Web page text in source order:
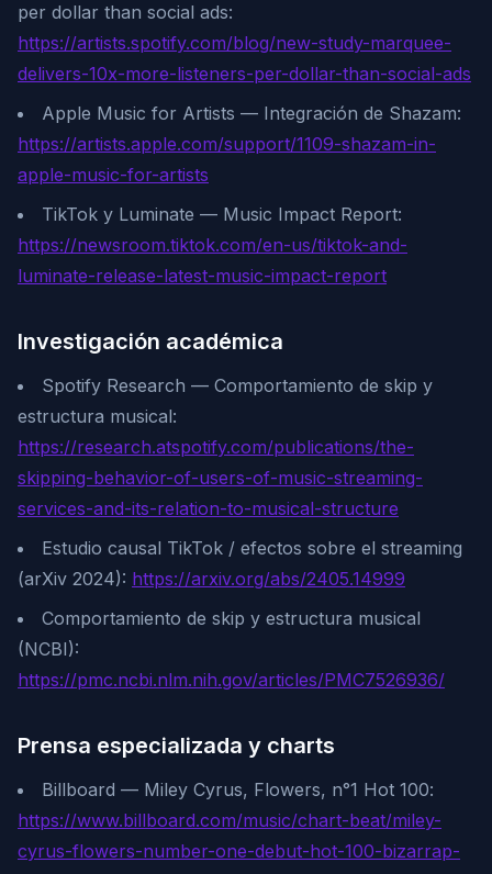
per dollar than social ads:
https://artists.spotify.com/blog/new-study-marquee-
delivers-10x-more-listeners-per-dollar-than-social-ads
Apple Music for Artists — Integración de Shazam:
https://artists.apple.com/support/1109-shazam-in-
apple-music-for-artists
TikTok y Luminate — Music Impact Report:
https://newsroom.tiktok.com/en-us/tiktok-and-
luminate-release-latest-music-impact-report
Investigación académica
Spotify Research — Comportamiento de skip y
estructura musical:
https://research.atspotify.com/publications/the-
skipping-behavior-of-users-of-music-streaming-
services-and-its-relation-to-musical-structure
Estudio causal TikTok / efectos sobre el streaming
(arXiv 2024): https://arxiv.org/abs/2405.14999
Comportamiento de skip y estructura musical
(NCBI):
https://pmc.ncbi.nlm.nih.gov/articles/PMC7526936/
Prensa especializada y charts
Billboard — Miley Cyrus, Flowers, n°1 Hot 100:
https://www.billboard.com/music/chart-beat/miley-
cyrus-flowers-number-one-debut-hot-100-bizarrap-